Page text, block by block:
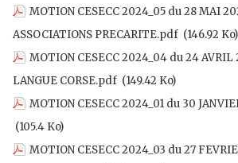
MOTION CESECC 2024_05 du 28 MAI
ASSOCIATIONS PRECARITE.pdf (146.92 Ko)
MOTION CESECC 2024_04 du 24 AVRIL
LANGUE CORSE.pdf (149.42 Ko)
MOTION CESECC 2024_01 du 30
(105.4 Ko)
MOTION CESECC 2024_03 du 27